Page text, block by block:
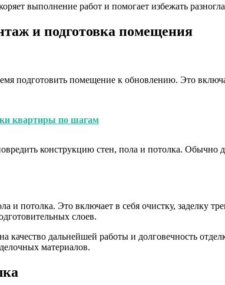
выполнение работ и помогает избежать
и подготовка помещения
подготовить помещение к обновлению. Это
квартиры по шагам
конструкцию стен, пола и потолка.
потолка. Это включает в себя очистку, заделку
слоев.
качество дальнейшей работы и долговечность
материалов.